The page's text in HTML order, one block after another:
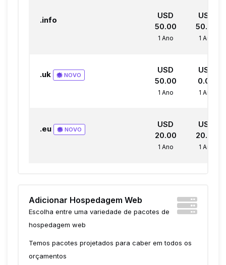
.info
USD
50.00
1 Ano
USD
50.00
1 Ano
.uk NOVO
USD
50.00
1 Ano
USD
0.00
1 Ano
.eu NOVO
USD
20.00
1 Ano
USD
20.00
1 Ano
Adicionar Hospedagem Web
Escolha entre uma variedade de pacotes de
hospedagem web
Temos pacotes projetados para caber em todos os
orçamentos